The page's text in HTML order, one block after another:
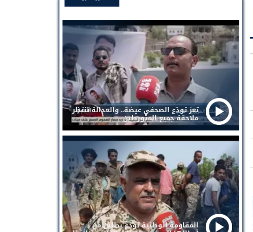
تعز تودّع الصحفي عيضة.. والعدالة تنتظر
ملاحقة جميع المتورطين
المقاومة الوطنية تودع بطلين من